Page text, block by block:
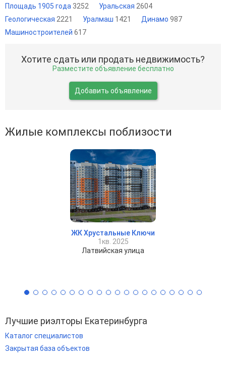
Площадь 1905 года 3252 Уральская 2604
Геологическая 2221 Уралмаш 1421 Динамо 987
Машиностроителей 617
Хотите сдать или продать недвижимость?
Разместите объявление бесплатно
Добавить объявление
Жилые комплексы поблизости
ЖК Хрустальные Ключи
1кв. 2025
Латвийская улица
Лучшие риэлторы Екатеринбурга
Каталог специалистов
Закрытая база объектов